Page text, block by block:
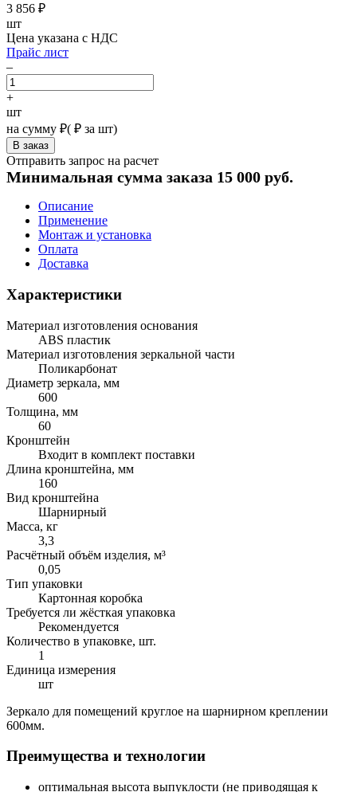
3 856 ₽
шт
Цена указана с НДС
Прайс лист
–
+
шт
на сумму ₽( ₽ за шт)
Отправить запрос на расчет
Минимальная сумма заказа 15 000 руб.
Описание
Применение
Монтаж и установка
Оплата
Доставка
Характеристики
Материал изготовления основания
ABS пластик
Материал изготовления зеркальной части
Поликарбонат
Диаметр зеркала, мм
600
Толщина, мм
60
Кронштейн
Входит в комплект поставки
Длина кронштейна, мм
160
Вид кронштейна
Шарнирный
Масса, кг
3,3
Расчётный объём изделия, м³
0,05
Тип упаковки
Картонная коробка
Требуется ли жёсткая упаковка
Рекомендуется
Количество в упаковке, шт.
1
Единица измерения
шт
Зеркало для помещений круглое на шарнирном креплении
600мм.
Преимущества и технологии
оптимальная высота выпуклости (не приводящая к